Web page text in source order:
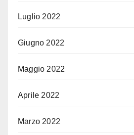
Luglio 2022
Giugno 2022
Maggio 2022
Aprile 2022
Marzo 2022